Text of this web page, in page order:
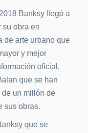
Banksy llegó a
su obra en
de arte urbano que
y mejor
oficial,
que se han
de un millón de
sus obras.
que se